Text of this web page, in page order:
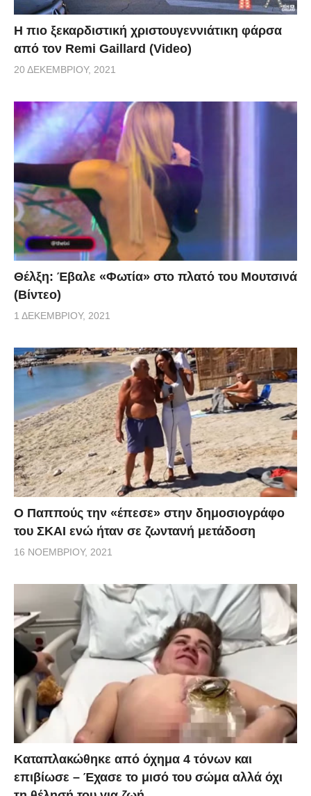
Η πιο ξεκαρδιστική χριστουγεννιάτικη φάρσα
από τον Remi Gaillard (Video)
20 ΔΕΚΕΜΒΡΊΟΥ, 2021
Θέλξη: Έβαλε «Φωτία» στο πλατό του Μουτσινά
(Βίντεο)
1 ΔΕΚΕΜΒΡΊΟΥ, 2021
Ο Παππούς την «έπεσε» στην δημοσιογράφο
του ΣΚΑΙ ενώ ήταν σε ζωντανή μετάδοση
16 ΝΟΕΜΒΡΊΟΥ, 2021
Kαταπλακώθηκε από όχημα 4 τόνων και
επιβίωσε – Έχασε το μισό του σώμα αλλά όχι